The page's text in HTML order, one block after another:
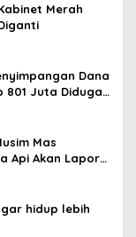
Merah
Dana
801 Juta Diduga
Mas
Api Akan Lapor
hidup lebih